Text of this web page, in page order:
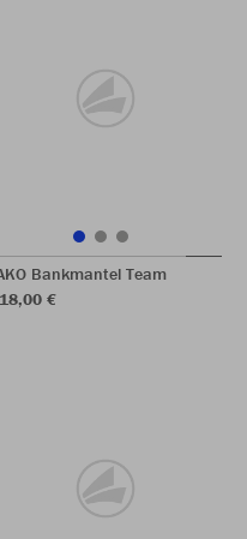
Bankmantel Team
€